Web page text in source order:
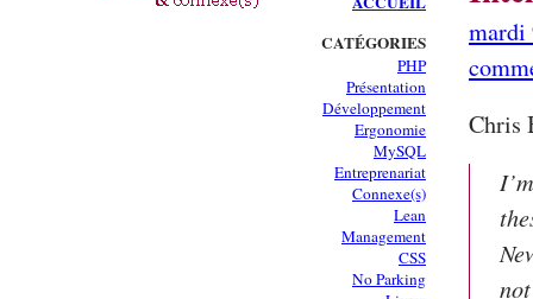
CATÉGORIES
PHP
Présentation
Développement
Ergonomie
MySQL
Entreprenariat
Connexe(s)
Lean
Management
CSS
No Parking
mardi
Chris